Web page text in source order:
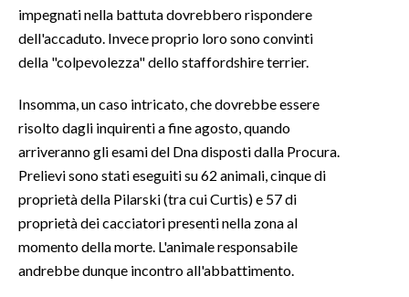
impegnati nella battuta dovrebbero rispondere
dell'accaduto. Invece proprio loro sono convinti
della "colpevolezza" dello staffordshire terrier.
Insomma, un caso intricato, che dovrebbe essere
risolto dagli inquirenti a fine agosto, quando
arriveranno gli esami del Dna disposti dalla Procura.
Prelievi sono stati eseguiti su 62 animali, cinque di
proprietà della Pilarski (tra cui Curtis) e 57 di
proprietà dei cacciatori presenti nella zona al
momento della morte. L'animale responsabile
andrebbe dunque incontro all'abbattimento.